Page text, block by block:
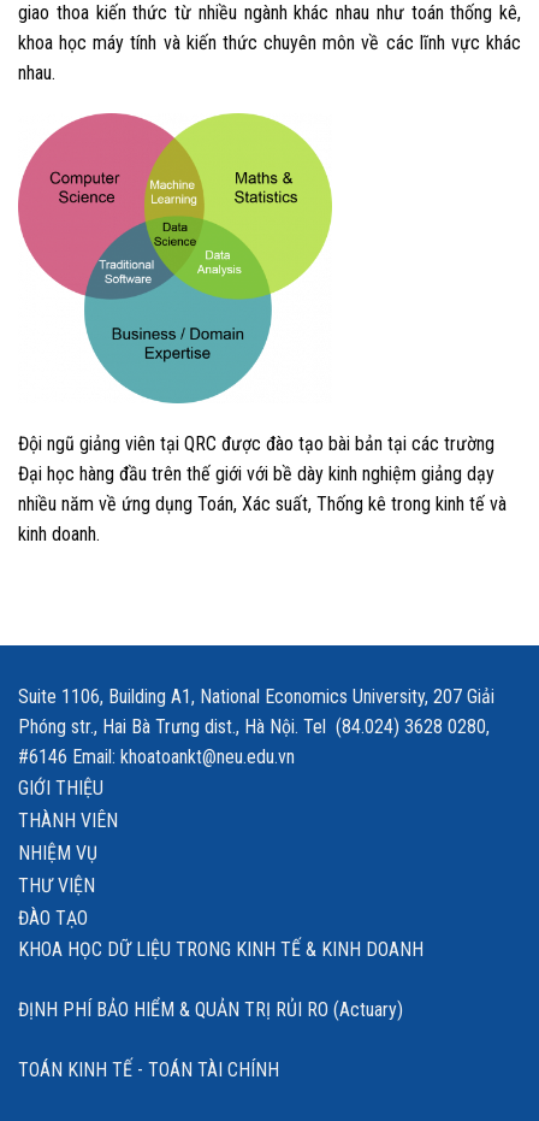
giao thoa kiến thức từ nhiều ngành khác nhau như toán thống kê,
khoa học máy tính và kiến thức chuyên môn về các lĩnh vực khác
nhau.
Đội ngũ giảng viên tại QRC được đào tạo bài bản tại các trường
Đại học hàng đầu trên thế giới với bề dày kinh nghiệm giảng dạy
nhiều năm về ứng dụng Toán, Xác suất, Thống kê trong kinh tế và
kinh doanh.
Suite 1106, Building A1, National Economics University, 207 Giải
Phóng str., Hai Bà Trưng dist., Hà Nội. Tel (84.024) 3628 0280,
#6146 Email: khoatoankt@neu.edu.vn
GIỚI THIỆU
THÀNH VIÊN
NHIỆM VỤ
THƯ VIỆN
ĐÀO TẠO
KHOA HỌC DỮ LIỆU TRONG KINH TẾ & KINH DOANH
ĐỊNH PHÍ BẢO HIỂM & QUẢN TRỊ RỦI RO (Actuary)
TOÁN KINH TẾ - TOÁN TÀI CHÍNH